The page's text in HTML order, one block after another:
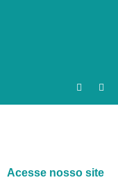
Acesse nosso site